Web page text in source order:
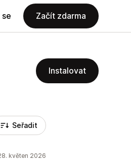
se Začít zdarma
Instalovat
Seřadit
květen 2026